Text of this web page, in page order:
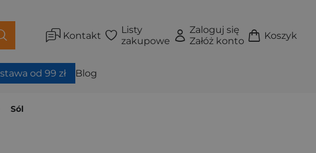
Kontakt
Listy
zakupowe
Zaloguj się
Załóż konto
Koszyk
od 99 zł Blog
Sól